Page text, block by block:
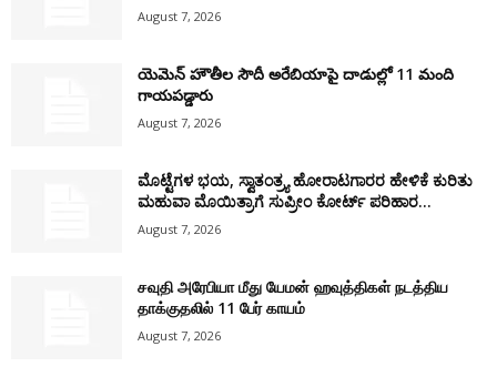
August 7, 2026
యెమెన్ హౌతీల సౌదీ అరేబియాపై దాడుల్లో 11 మంది
గాయపడ్డారు
August 7, 2026
ಮೊಟ್ಟೆಗಳ ಭಯ, ಸ್ವಾತಂತ್ರ್ಯ ಹೋರಾಟಗಾರರ ಹೇಳಿಕೆ ಕುರಿತು
ಮಹುವಾ ಮೊಯಿತ್ರಾಗೆ ಸುಪ್ರೀಂ ಕೋರ್ಟ್ ಪರಿಹಾರ...
August 7, 2026
சவுதி அரேபியா மீது யேமன் ஹவுத்திகள் நடத்திய
தாக்குதலில் 11 பேர் காயம்
August 7, 2026